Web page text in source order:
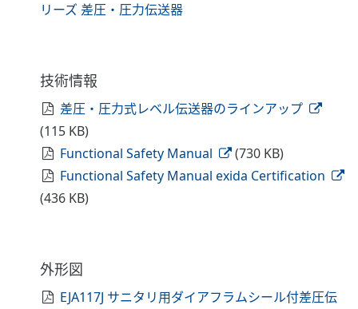
リーズ 差圧・圧力伝送器
技術情報
差圧・圧力式レベル伝送器のラインアップ
(115 KB)
Functional Safety Manual
(730 KB)
Functional Safety Manual exida Certification
(436 KB)
外形図
EJA117J サニタリ用ダイアフラムシール付差圧伝